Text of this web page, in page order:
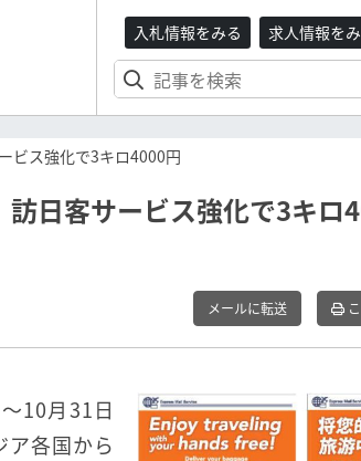
入札情報をみる 求人情報を
ビス強化で3キロ4000円
日客サービス強化で3キロ
メールに転送
10月31日
ア各国から